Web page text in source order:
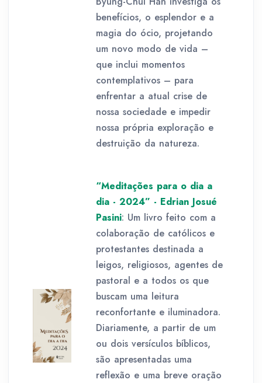
benefícios, o esplendor e a
magia do ócio, projetando
um novo modo de vida –
que inclui momentos
contemplativos – para
enfrentar a atual crise de
nossa sociedade e impedir
nossa própria exploração e
destruição da natureza.
“Meditações para o dia a
dia - 2024” - Edrian Josué
Pasini: Um livro feito com a
colaboração de católicos e
protestantes destinada a
leigos, religiosos, agentes de
pastoral e a todos os que
buscam uma leitura
reconfortante e iluminadora.
Diariamente, a partir de um
ou dois versículos bíblicos,
são apresentadas uma
reflexão e uma breve oração